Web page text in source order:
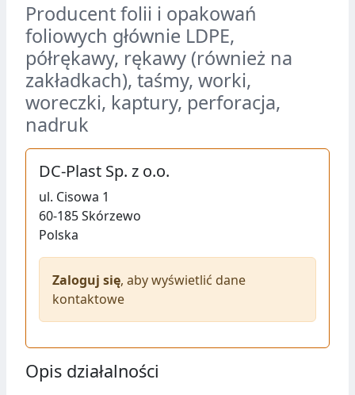
Producent folii i opakowań
foliowych głównie LDPE,
półrękawy, rękawy (również na
zakładkach), taśmy, worki,
woreczki, kaptury, perforacja,
nadruk
DC-Plast Sp. z o.o.
ul. Cisowa 1
60-185Skórzewo
Polska
Zaloguj się, aby wyświetlić dane
kontaktowe
Opis działalności